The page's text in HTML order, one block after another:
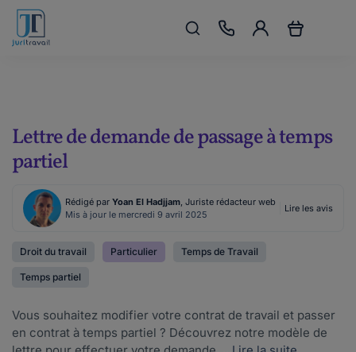
Lettre de demande de passage à temps
partiel
Rédigé par Yoan El Hadjjam, Juriste rédacteur web
Mis à jour le mercredi 9 avril 2025
Lire les avis
Droit du travail Particulier Temps de Travail
Temps partiel
Vous souhaitez modifier votre contrat de travail et passer
en contrat à temps partiel ? Découvrez notre modèle de